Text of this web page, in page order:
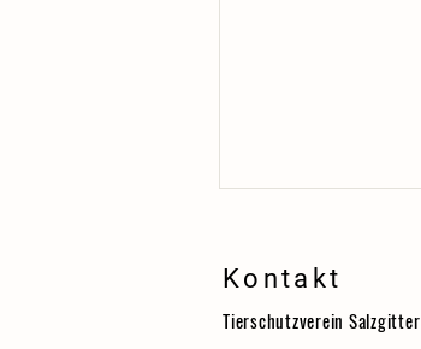
Kontakt
Tierschutzverein Salzgitter